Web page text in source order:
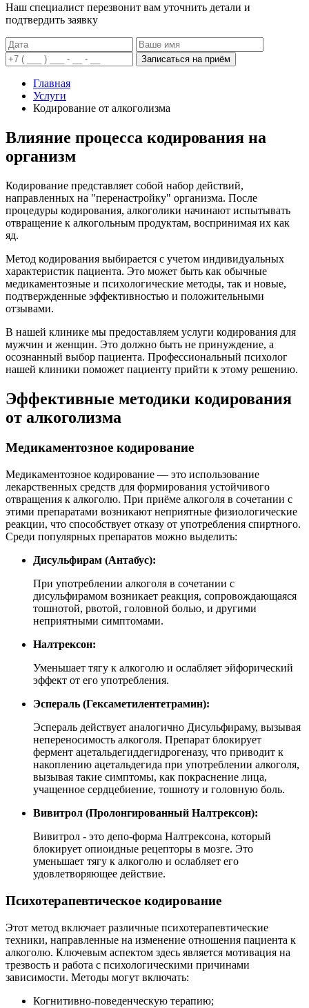
Наш специалист перезвонит вам уточнить детали и
подтвердить заявку
Записаться на приём
Главная
Услуги
Кодирование от алкоголизма
Влияние процесса кодирования на
организм
Кодирование представляет собой набор действий,
направленных на "перенастройку" организма. После
процедуры кодирования, алкоголики начинают испытывать
отвращение к алкогольным продуктам, воспринимая их как
яд.
Метод кодирования выбирается с учетом индивидуальных
характеристик пациента. Это может быть как обычные
медикаментозные и психологические методы, так и новые,
подтвержденные эффективностью и положительными
отзывами.
В нашей клинике мы предоставляем услуги кодирования для
мужчин и женщин. Это должно быть не принуждение, а
осознанный выбор пациента. Профессиональный психолог
нашей клиники поможет пациенту прийти к этому решению.
Эффективные методики кодирования
от алкоголизма
Медикаментозное кодирование
Медикаментозное кодирование — это использование
лекарственных средств для формирования устойчивого
отвращения к алкоголю. При приёме алкоголя в сочетании с
этими препаратами возникают неприятные физиологические
реакции, что способствует отказу от употребления спиртного.
Среди популярных препаратов можно выделить:
Дисульфирам (Антабус):
При употреблении алкоголя в сочетании с
дисульфирамом возникает реакция, сопровождающаяся
тошнотой, рвотой, головной болью, и другими
неприятными симптомами.
Налтрексон:
Уменьшает тягу к алкоголю и ослабляет эйфорический
эффект от его употребления.
Эспераль (Гексаметилентетрамин):
Эспераль действует аналогично Дисульфираму, вызывая
непереносимость алкоголя. Препарат блокирует
фермент ацетальдегиддегидрогеназу, что приводит к
накоплению ацетальдегида при употреблении алкоголя,
вызывая такие симптомы, как покраснение лица,
учащенное сердцебиение, тошноту и головную боль.
Вивитрол (Пролонгированный Налтрексон):
Вивитрол - это депо-форма Налтрексона, который
блокирует опиоидные рецепторы в мозге. Это
уменьшает тягу к алкоголю и ослабляет его
удовлетворяющее действие.
Психотерапевтическое кодирование
Этот метод включает различные психотерапевтические
техники, направленные на изменение отношения пациента к
алкоголю. Ключевым аспектом здесь является мотивация на
трезвость и работа с психологическими причинами
зависимости. Методы могут включать:
Когнитивно-поведенческую терапию;